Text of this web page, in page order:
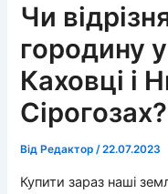
Чи
городину
Каховці і
Сірогозах?
Від Редактор/22.07.2023
Купити зараз наші